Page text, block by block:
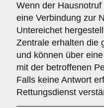
Wenn der
eine Verbindung zur
Untereichet
Zentrale erhalten die
und können über
mit der betroffenen
Falls keine Antwort
Rettungsdienst